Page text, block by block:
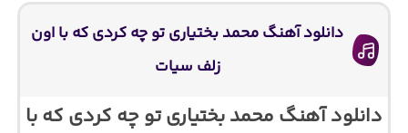
دانلود آهنگ محمد بختیاری تو چه کردی که با اون
زلف سیات
دانلود آهنگ محمد بختیاری تو چه کردی که با